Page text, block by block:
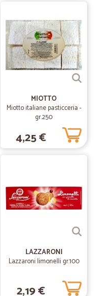
La scadenza degli yogurt
li ricevi.SODDISFATTA
28/05/2020
25/01/2020
28/12/2019
MIOTTO
Miotto italiane pasticceria -
gr.250
4,25 €
LAZZARONI
Lazzaroni limonelli gr.100
2,19 €